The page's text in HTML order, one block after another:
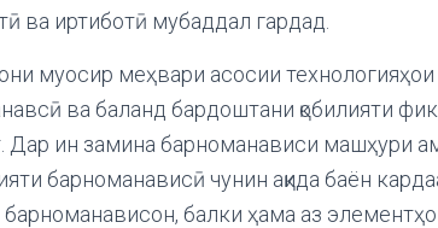
ва иртиботӣ мубаддал гардад.
муосир меҳвари асосии
ва баланд бардоштани қобилияти
Дар ин замина барноманависи машҳури
барноманависӣ чунин ақида баён
барноманависон, балки ҳама аз